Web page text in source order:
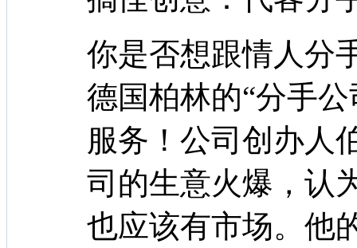
你是否想跟情人分
德国柏林的“分手
服务！公司创办人
司的生意火爆，认
也应该有市场。他